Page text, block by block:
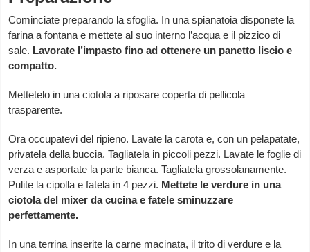
Cominciate preparando la sfoglia. In una spianatoia disponete la
farina a fontana e mettete al suo interno l’acqua e il pizzico di
sale. Lavorate l’impasto fino ad ottenere un panetto liscio e
compatto.
Mettetelo in una ciotola a riposare coperta di pellicola
trasparente.
Ora occupatevi del ripieno. Lavate la carota e, con un pelapatate,
privatela della buccia. Tagliatela in piccoli pezzi. Lavate le foglie di
verza e asportate la parte bianca. Tagliatela grossolanamente.
Pulite la cipolla e fatela in 4 pezzi. Mettete le verdure in una
ciotola del mixer da cucina e fatele sminuzzare
perfettamente.
In una terrina inserite la carne macinata, il trito di verdure e la